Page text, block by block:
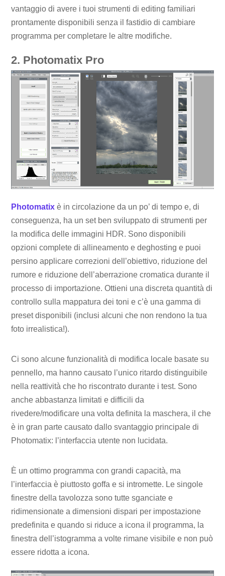
vantaggio di avere i tuoi strumenti di editing familiari
prontamente disponibili senza il fastidio di cambiare
programma per completare le altre modifiche.
2. Photomatix Pro
Photomatix è in circolazione da un po’ di tempo e, di
conseguenza, ha un set ben sviluppato di strumenti per
la modifica delle immagini HDR. Sono disponibili
opzioni complete di allineamento e deghosting e puoi
persino applicare correzioni dell’obiettivo, riduzione del
rumore e riduzione dell’aberrazione cromatica durante il
processo di importazione. Ottieni una discreta quantità di
controllo sulla mappatura dei toni e c’è una gamma di
preset disponibili (inclusi alcuni che non rendono la tua
foto irrealistica!).
Ci sono alcune funzionalità di modifica locale basate su
pennello, ma hanno causato l’unico ritardo distinguibile
nella reattività che ho riscontrato durante i test. Sono
anche abbastanza limitati e difficili da
rivedere/modificare una volta definita la maschera, il che
è in gran parte causato dallo svantaggio principale di
Photomatix: l’interfaccia utente non lucidata.
È un ottimo programma con grandi capacità, ma
l’interfaccia è piuttosto goffa e si intromette. Le singole
finestre della tavolozza sono tutte sganciate e
ridimensionate a dimensioni dispari per impostazione
predefinita e quando si riduce a icona il programma, la
finestra dell’istogramma a volte rimane visibile e non può
essere ridotta a icona.